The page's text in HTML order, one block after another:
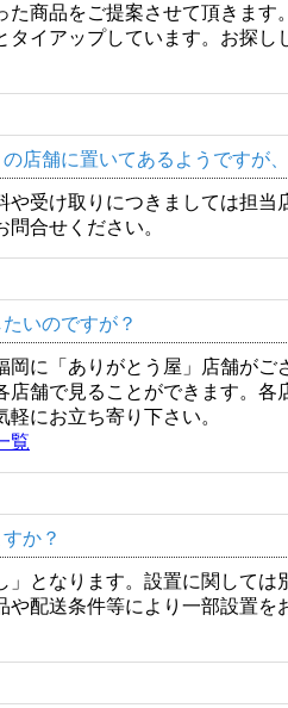
た商品をご提案させて頂きま
タイアップしています。お探
店舗に置いてあるようですが
や受け取りにつきましては担
合せください。
いのですが？
岡に「ありがとう屋」店舗が
店舗で見ることができます。
にお立ち寄り下さい。
覧
か？
」となります。設置に関して
や配送条件等により一部設置